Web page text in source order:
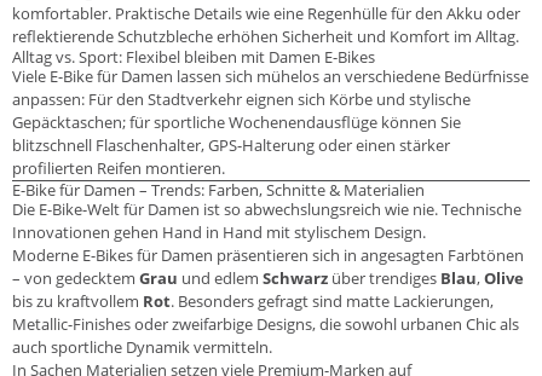
komfortabler. Praktische Details wie eine Regenhülle für den Akku oder
reflektierende Schutzbleche erhöhen Sicherheit und Komfort im Alltag.
Alltag vs. Sport: Flexibel bleiben mit Damen E-Bikes
Viele E-Bike für Damen lassen sich mühelos an verschiedene Bedürfnisse
anpassen: Für den Stadtverkehr eignen sich Körbe und stylische
Gepäcktaschen; für sportliche Wochenendausflüge können Sie
blitzschnell Flaschenhalter, GPS-Halterung oder einen stärker
profilierten Reifen montieren.
E-Bike für Damen – Trends: Farben, Schnitte & Materialien
Die E-Bike-Welt für Damen ist so abwechslungsreich wie nie. Technische
Innovationen gehen Hand in Hand mit stylischem Design.
Moderne E-Bikes für Damen präsentieren sich in angesagten Farbtönen
– von gedecktem Grau und edlem Schwarz über trendiges Blau,Olive
bis zu kraftvollem Rot. Besonders gefragt sind matte Lackierungen,
Metallic-Finishes oder zweifarbige Designs, die sowohl urbanen Chic als
auch sportliche Dynamik vermitteln.
In Sachen Materialien setzen viele Premium-Marken auf